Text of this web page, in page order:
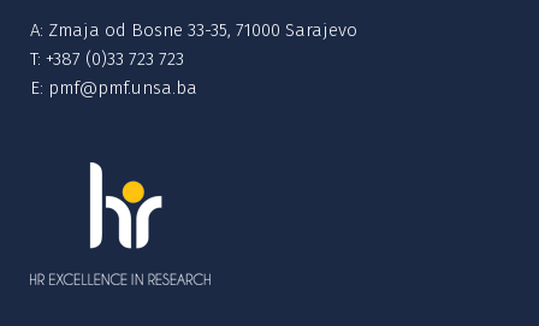
A: Zmaja od Bosne 33-35, 71000 Sarajevo
T: +387 (0)33 723 723
E: pmf@pmf.unsa.ba